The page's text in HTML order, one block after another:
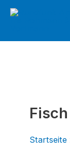
Zum
Startseite